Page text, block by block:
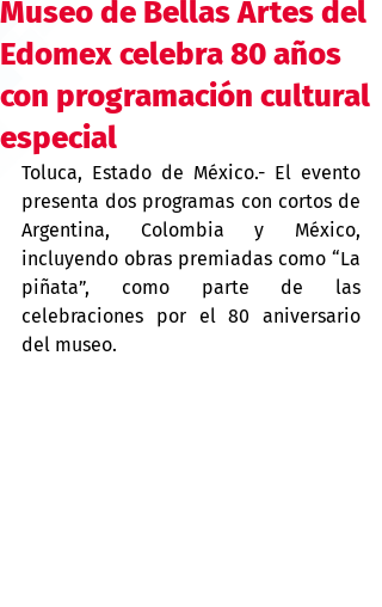
Museo de Bellas Artes del
Edomex celebra 80 años
con programación cultural
especial
Toluca, Estado de México.- El evento
presenta dos programas con cortos de
Argentina, Colombia y México,
incluyendo obras premiadas como “La
piñata”, como parte de las
celebraciones por el 80 aniversario
del museo.